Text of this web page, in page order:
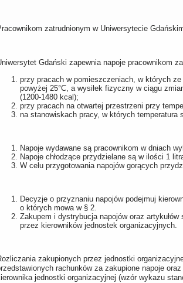
zatrudnionym w Uniwersytecie
Gdański zapewnia napoje pracownikom
przy pracach w pomieszczeniach, w których
powyżej 25°C, a wysiłek fizyczny w ciągu
(1200-1480 kcal);
przy pracach na otwartej przestrzeni przy
na stanowiskach pracy, w których temperatura
Napoje wydawane są pracownikom w dniach
Napoje chłodzące przydzielane są w ilości 1
W celu przygotowania napojów gorących
Decyzje o przyznaniu napojów podejmuj
o których mowa w § 2.
Zakupem i dystrybucja napojów oraz
przez kierowników jednostek organizacyjnych.
zakupionych przez jednostki
rachunków za zakupione napoje
jednostki organizacyjnej (wzór wykazu